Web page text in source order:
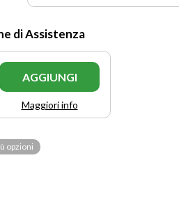
di Assistenza
AGGIUNGI
Maggiori info
opzioni